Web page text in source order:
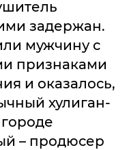
задержан.
мужчину с
признаками
и оказалось,
хулиган-
– продюсер